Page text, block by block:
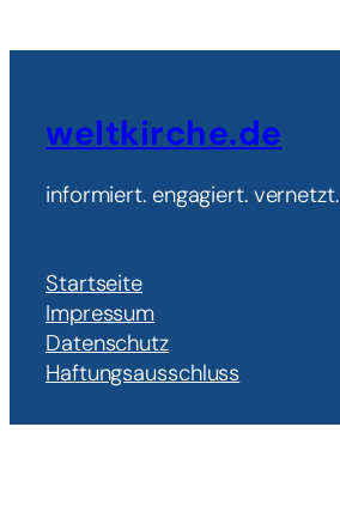
weltkirche.de
informiert. engagiert. vernetzt.
Startseite
Impressum
Datenschutz
Haftungsausschluss